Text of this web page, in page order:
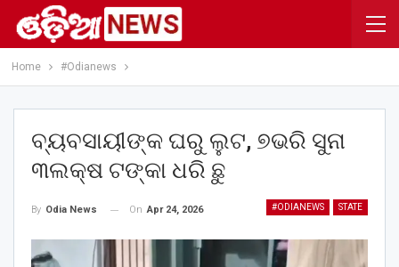
Home #Odianews
ବ୍ୟବସାୟୀଙ୍କ ଘରୁ ଲୁଟ, ୭ଭରି ସୁନା
୩ଲକ୍ଷ ଟଙ୍କା ଧରି ଛୁ
#ODIANEWS STATE
By Odia News On Apr 24, 2026